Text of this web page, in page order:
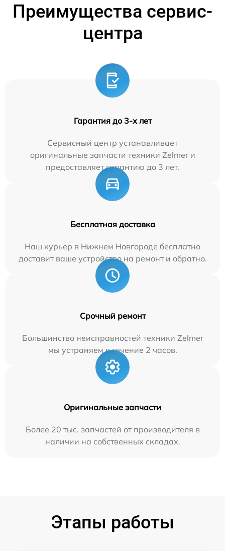
Преимущества сервис-
центра
Гарантия до 3-х лет
Сервисный центр устанавливает
оригинальные запчасти техники Zelmer и
предоставляет гарантию до 3 лет.
Бесплатная доставка
Наш курьер в Нижнем Новгороде бесплатно
доставит ваше устройство на ремонт и обратно.
Срочный ремонт
Большинство неисправностей техники Zelmer
мы устраняем в течение 2 часов.
Оригинальные запчасти
Более 20 тыс. запчастей от производителя в
наличии на собственных складах.
Этапы работы